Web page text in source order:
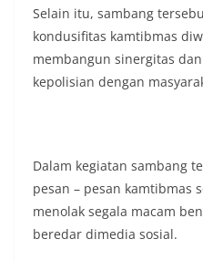
Selain itu, sambang
kondusifitas kamtibmas
membangun sinergitas
kepolisian dengan
Dalam kegiatan sambang
pesan – pesan kamtibmas
menolak segala macam
beredar dimedia sosial.